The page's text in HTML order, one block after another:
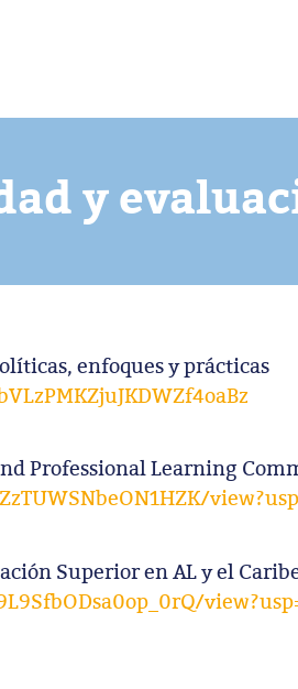
y
enfoques y prácticas
Professional Learning
Superior en AL y el